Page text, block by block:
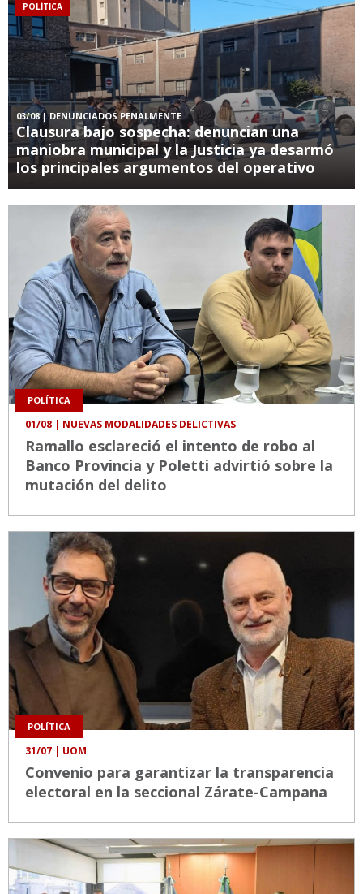
POLÍTICA
03/08| DENUNCIADOS PENALMENTE
Clausura bajo sospecha: denuncian una
maniobra municipal y la Justicia ya desarmó
los principales argumentos del operativo
POLÍTICA
01/08 | NUEVAS MODALIDADES DELICTIVAS
Ramallo esclareció el intento de robo al
Banco Provincia y Poletti advirtió sobre la
mutación del delito
POLÍTICA
31/07 | UOM
Convenio para garantizar la transparencia
electoral en la seccional Zárate-Campana